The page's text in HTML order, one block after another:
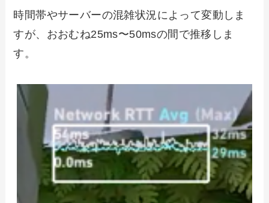
時間帯やサーバーの混雑状況によって変動しま
すが、おおむね25ms〜50msの間で推移しま
す。